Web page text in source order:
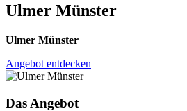
Ulmer Münster
Ulmer Münster
Angebot entdecken
Das Angebot